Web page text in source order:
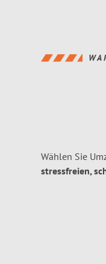
Wählen Sie
stressfreien,